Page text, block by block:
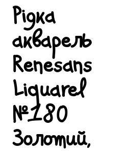
Рідка
акварель
Renesans
Liquarel
№180
Золотий,